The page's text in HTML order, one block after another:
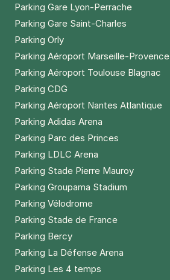
Parking Gare Lyon-Perrache
Parking Gare Saint-Charles
Parking Orly
Parking Aéroport Marseille-Provence
Parking Aéroport Toulouse Blagnac
Parking CDG
Parking Aéroport Nantes Atlantique
Parking Adidas Arena
Parking Parc des Princes
Parking LDLC Arena
Parking Stade Pierre Mauroy
Parking Groupama Stadium
Parking Vélodrome
Parking Stade de France
Parking Bercy
Parking La Défense Arena
Parking Les 4 temps